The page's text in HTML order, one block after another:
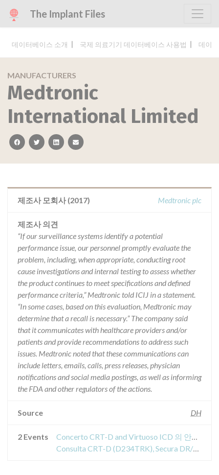
The Implant Files
데이터베이스 소개 국제 의료기기 데이터베이스 사용법 데이
MANUFACTURERS
Medtronic
International Limited
facebooktwitterlinkedinemail
제조사 모회사 (2017) Medtronic plc
제조사 의견
“If our surveillance systems identify a potential
performance issue, our personnel promptly evaluate the
problem, including, when appropriate, conducting root
cause investigations and internal testing to assess whether
the product continues to meet specifications and defined
performance criteria,” Medtronic told ICIJ in a statement.
“In some cases, based on this evaluation, Medtronic may
determine that a recall is necessary.” The company said
that it communicates with healthcare providers and/or
patients and provide recommendations to address such
issues. Medtronic noted that these communications can
include letters, emails, calls, press releases, physician
notifications and social media postings, as well as informing
the FDA and other regulators of the actions.
Source DH
2 Events
Concerto CRT-D and Virtuoso ICD 의 안전성 경고
Consulta CRT-D (D234TRK), Secura DR/VR (D234DRG, D234VRC), Maximo II CRT-D (D284TRK) and Maximo II DR/VR (D284DRC, D284VRC) 의 안전성 경고